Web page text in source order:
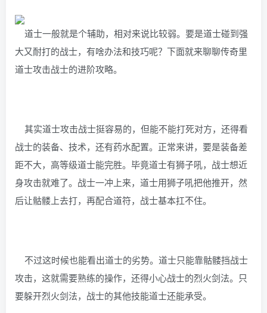
道士一般就是个辅助，相对来说比较弱。要是道士碰到强
大又耐打的战士，有啥办法和技巧呢？下面就来聊聊传奇里
道士攻击战士的进阶攻略。
其实道士攻击战士挺容易的，但能不能打死对方，还得看
战士的装备、技术，还有药水配置。正常来讲，要是装备差
距不大，高等级道士能完胜。毕竟道士有狮子吼，战士想近
身攻击就难了。战士一冲上来，道士用狮子吼把他推开，然
后让骷髅上去打，再配合道符，战士基本扛不住。
不过这时候也能看出道士的劣势。道士只能靠骷髅挡战士
攻击，这就需要熟练的操作，还得小心战士的烈火剑法。只
要躲开烈火剑法，战士的其他技能道士还能承受。